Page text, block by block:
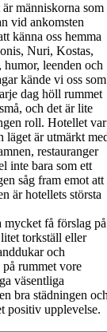
människorna som
vid ankomsten
känna oss hemma
Nuri, Kostas,
leenden och
kände vi oss som
dag höll rummet
och det är lite
roll. Hotellet var
läget är utmärkt
restauranger
inte bara som ett
såg fram emot att
är hotellets största
mycket få förslag på
torkställ eller
och
rummet vore
väsentliga
bra städningen
positiv upplevelse.